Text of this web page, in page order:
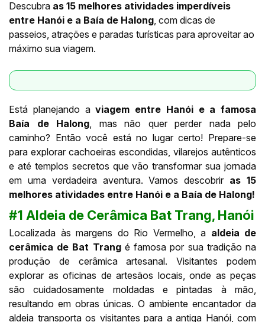
Descubra as 15 melhores atividades imperdíveis
entre Hanói e a Baía de Halong, com dicas de
passeios, atrações e paradas turísticas para aproveitar ao
máximo sua viagem.
Está planejando aviagem entre Hanói e a famosa
Baía de Halong, mas não quer perder nada pelo
caminho? Então você está no lugar certo! Prepare-se
para explorar cachoeiras escondidas, vilarejos autênticos
e até templos secretos que vão transformar sua jornada
em uma verdadeira aventura. Vamos descobrir as 15
melhores atividades entre Hanói e a Baía de Halong!
#1 Aldeia de Cerâmica Bat Trang, Hanói
Localizada às margens do Rio Vermelho, a aldeia de
cerâmica de Bat Trangé famosa por sua tradição na
produção de cerâmica artesanal. Visitantes podem
explorar as oficinas de artesãos locais, onde as peças
são cuidadosamente moldadas e pintadas à mão,
resultando em obras únicas. O ambiente encantador da
aldeia transporta os visitantes para a antiga Hanói, com